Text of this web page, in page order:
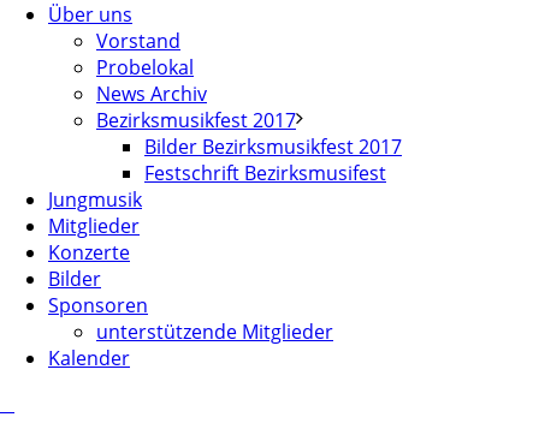
Über uns
Vorstand
Probelokal
News Archiv
Bezirksmusikfest 2017
Bilder Bezirksmusikfest 2017
Festschrift Bezirksmusifest
Jungmusik
Mitglieder
Konzerte
Bilder
Sponsoren
unterstützende Mitglieder
Kalender